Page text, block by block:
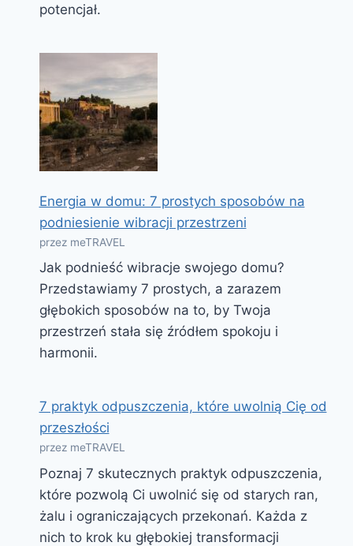
potencjał.
Energia w domu: 7 prostych sposobów na
podniesienie wibracji przestrzeni
przez meTRAVEL
Jak podnieść wibracje swojego domu?
Przedstawiamy 7 prostych, a zarazem
głębokich sposobów na to, by Twoja
przestrzeń stała się źródłem spokoju i
harmonii.
7 praktyk odpuszczenia, które uwolnią Cię od
przeszłości
przez meTRAVEL
Poznaj 7 skutecznych praktyk odpuszczenia,
które pozwolą Ci uwolnić się od starych ran,
żalu i ograniczających przekonań. Każda z
nich to krok ku głębokiej transformacji